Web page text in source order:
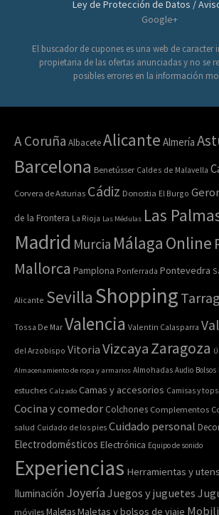
Ley de Protección de Datos /
Google+
El buscador de cupones es una web de
propietaria de las ofertas anunciadas y no se
posibles errores en la información
A Coruña AlbaceteAlicante Almería
Barcelona Benetússer Caldes de Malavella
Corvera de Asturias Cádiz Donostia El Burgo
de la Frontera La Rioja Las Médulas Las
Madrid Murcia Málaga Online
Mallorca Pamplona Ponferrada Pontevedra
Alicante Sevilla Shopping
Tossa De Mar Valencia Valentin Calasparra
del Arzobispo Vitoria VizcayaZaragoza
Almacenamiento de ropa y armarios Almohadas Audio Bolsos
estuches Calzado Camas y accesorios Camisas y tops
Cocina y comedor Colchones Complementos
salud Cuidado de los pies Cuidado personal
Electrodomésticos Electrónica Equipo de sonido
Experiencias Herramientas y
Iluminación Joyería Juegos y juguetes
móviles MaletasMaletas y bolsos de viaje